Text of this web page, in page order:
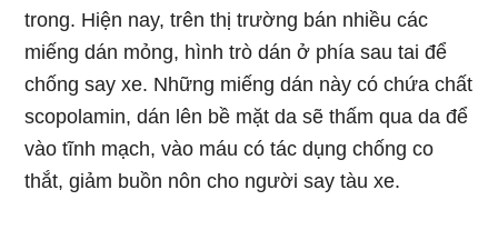
trong. Hiện nay, trên thị trường bán nhiều các
miếng dán mỏng, hình trò dán ở phía sau tai để
chống say xe. Những miếng dán này có chứa chất
scopolamin, dán lên bề mặt da sẽ thấm qua da để
vào tĩnh mạch, vào máu có tác dụng chống co
thắt, giảm buồn nôn cho người say tàu xe.